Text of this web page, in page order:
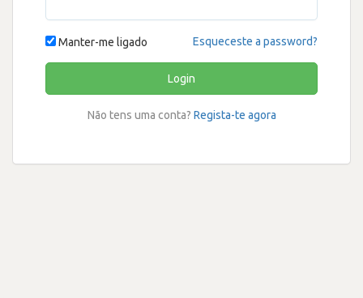
Manter-me ligado Esqueceste a password?
Login
Não tens uma conta? Regista-te agora